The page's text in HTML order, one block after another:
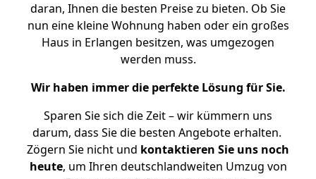
daran, Ihnen die besten Preise zu bieten. Ob Sie
nun eine kleine Wohnung haben oder ein großes
Haus in Erlangen besitzen, was umgezogen
werden muss.
Wir haben immer die perfekte Lösung für Sie.
Sparen Sie sich die Zeit – wir kümmern uns
darum, dass Sie die besten Angebote erhalten.
Zögern Sie nicht und kontaktieren Sie uns noch
heute, um Ihren deutschlandweiten Umzug von